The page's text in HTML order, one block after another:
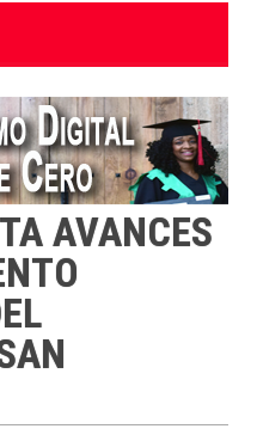
AVANCES